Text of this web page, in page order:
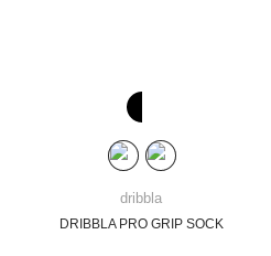
dribbla
DRIBBLA PRO GRIP SOCK